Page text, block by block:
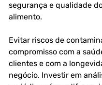
segurança e qualidade
alimento.
Evitar riscos de
compromisso com a
clientes e com a
negócio. Investir em